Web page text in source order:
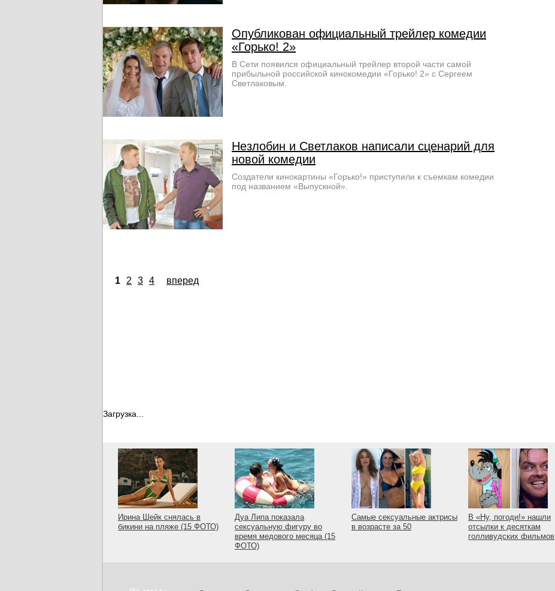
Опубликован официальный трейлер комедии
«Горько! 2»
В Сети появился официальный трейлер второй части самой
прибыльной российской кинокомедии «Горько! 2» с Сергеем
Светлаковым.
Незлобин и Светлаков написали сценарий для
новой комедии
Создатели кинокартины «Горько!» приступили к съемкам комедии
под названием «Выпускной».
1 2 3 4 вперед
Загрузка...
Ирина Шейк снялась в
бикини на пляже (15 ФОТО)
Дуа Липа показала
сексуальную фигуру во
время медового месяца (15
ФОТО)
Самые сексуальные актрисы
в возрасте за 50
В «Ну, погоди!» нашли
отсылки к десяткам
голливудских фильмов